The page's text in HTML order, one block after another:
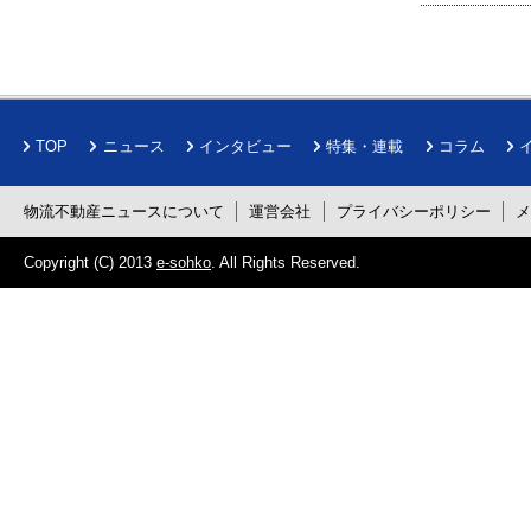
TOP ニュース インタビュー 特集・連載 コラム
物流不動産ニュースについて 運営会社 プライバシーポリシー
Copyright (C) 2013 e-sohko . All Rights Reserved.